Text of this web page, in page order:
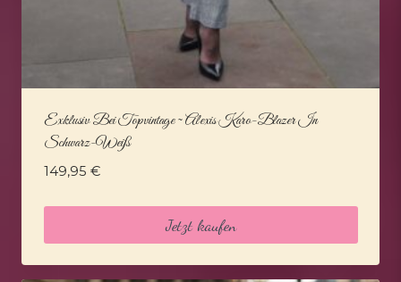
Exklusiv Bei Topvintage ~ Alexis Karo-Blazer In
Schwarz-Weiß
149,95 €
Jetzt kaufen